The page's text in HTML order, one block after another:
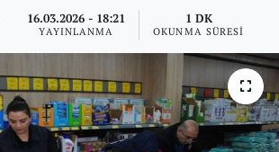
16.03.2026 - 18:21
YAYINLANMA
1 DK
OKUNMA SÜRESI